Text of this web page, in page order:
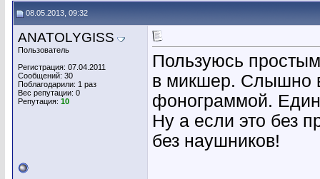
08.05.2013, 09:32
ANATOLYGISS
Пользователь
Регистрация: 07.04.2011
Сообщений: 30
Поблагодарили: 1 раз
Вес репутации: 0
Репутация: 10
Пользуюсь
в микшер. Слышно
фонограммой.
Ну а если это без
без наушников!